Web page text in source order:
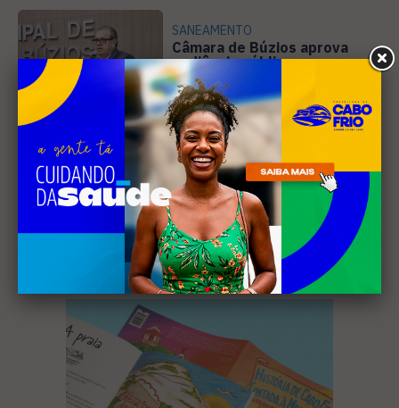
4
SANEAMENTO
Câmara de Búzios aprova
audiência pública para
discutir atuação e serviços
da Prolagos
Receba nossa
newsletter